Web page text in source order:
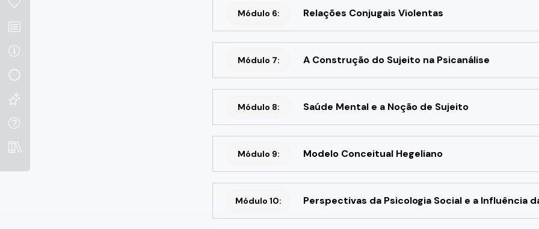
Módulo 6: Relações Conjugais Violentas
Módulo 7: A Construção do Sujeito na Psicanálise
Módulo 8: Saúde Mental e a Noção de Sujeito
Módulo 9: Modelo Conceitual Hegeliano
Módulo 10: Perspectivas da Psicologia Social e a Influência